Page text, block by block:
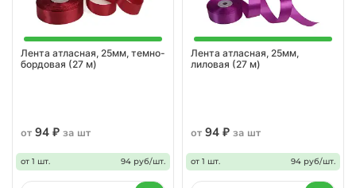
Лента атласная, 25мм, темно-
бордовая (27 м)
от 94 ₽ за шт
от 1 шт. 94 руб/шт.
Лента атласная, 25мм,
лиловая (27 м)
от 94 ₽ за шт
от 1 шт. 94 руб/шт.